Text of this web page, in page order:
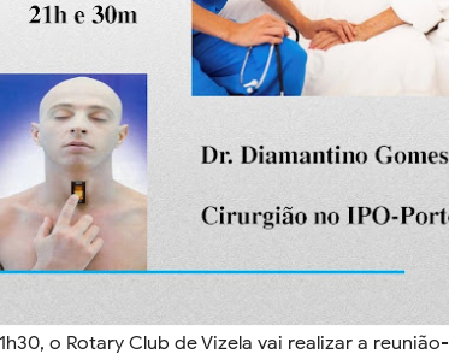
o Rotary Club de Vizela vai realizar a reunião-